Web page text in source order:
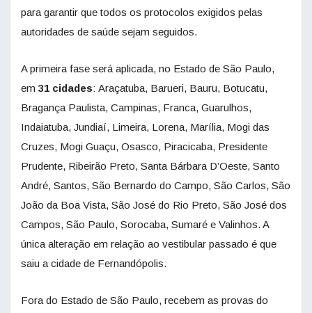
para garantir que todos os protocolos exigidos pelas
autoridades de saúde sejam seguidos.
A primeira fase será aplicada, no Estado de São Paulo,
em 31 cidades: Araçatuba, Barueri, Bauru, Botucatu,
Bragança Paulista, Campinas, Franca, Guarulhos,
Indaiatuba, Jundiaí, Limeira, Lorena, Marília, Mogi das
Cruzes, Mogi Guaçu, Osasco, Piracicaba, Presidente
Prudente, Ribeirão Preto, Santa Bárbara D’Oeste, Santo
André, Santos, São Bernardo do Campo, São Carlos, São
João da Boa Vista, São José do Rio Preto, São José dos
Campos, São Paulo, Sorocaba, Sumaré e Valinhos. A
única alteração em relação ao vestibular passado é que
saiu a cidade de Fernandópolis.
Fora do Estado de São Paulo, recebem as provas do